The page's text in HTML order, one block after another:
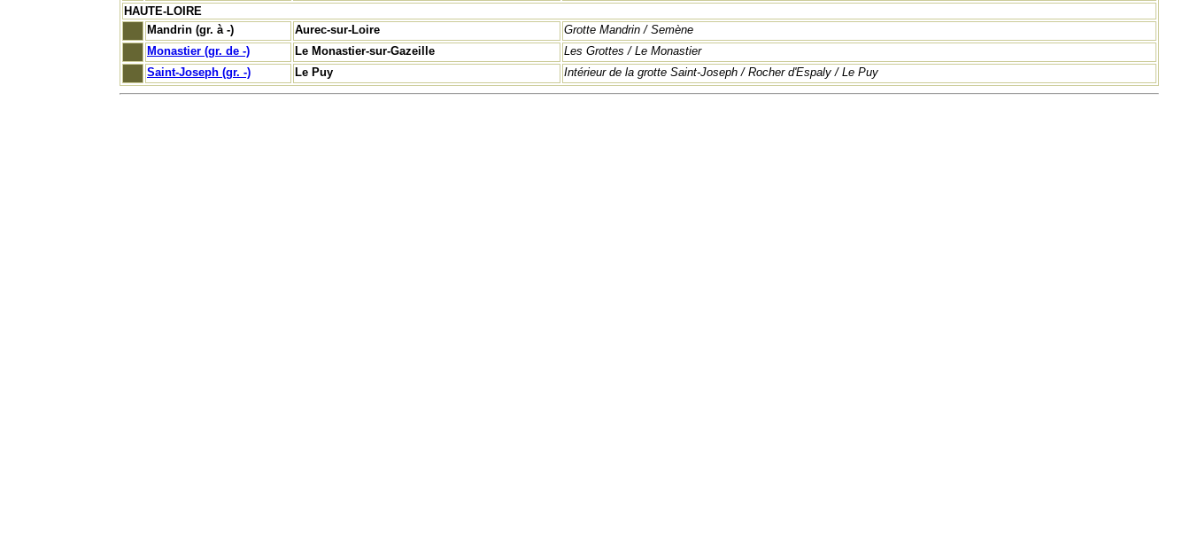
HAUTE-LOIRE
Mandrin (gr. à -)
Aurec-sur-Loire
Grotte Mandrin / Semène
Monastier (gr. de -)
Le Monastier-sur-Gazeille
Les Grottes / Le Monastier
Saint-Joseph (gr. -)
Le Puy Intérieur de la grotte Saint-Joseph / Rocher d'Espaly / Le Puy